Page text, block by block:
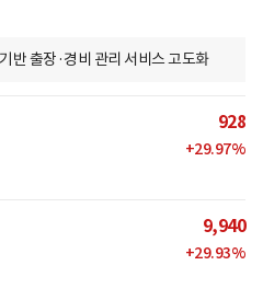
반 출장·경비 관리 서비스 고도화
928
+29.97%
9,940
+29.93%